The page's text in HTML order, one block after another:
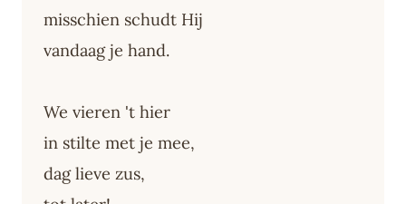
misschien schudt Hij
vandaag je hand.
We vieren 't hier
in stilte met je mee,
dag lieve zus,